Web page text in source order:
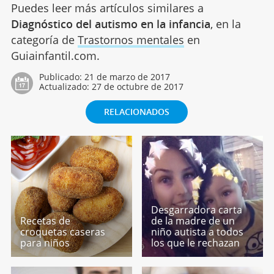
Puedes leer más artículos similares a
Diagnóstico del autismo en la infancia, en la
categoría de Trastornos mentales en
Guiainfantil.com.
Publicado: 21 de marzo de 2017
Actualizado: 27 de octubre de 2017
RELACIONADOS
Recetas de
croquetas caseras
para niños
Desgarradora carta
de la madre de un
niño autista a todos
los que le rechazan